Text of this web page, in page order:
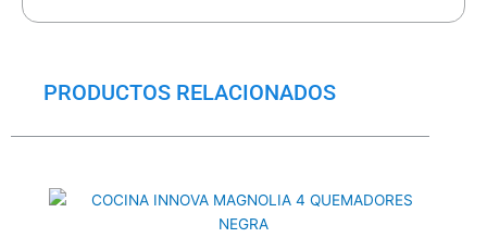
PRODUCTOS RELACIONADOS
original
era:
$646.0.
actual
es: